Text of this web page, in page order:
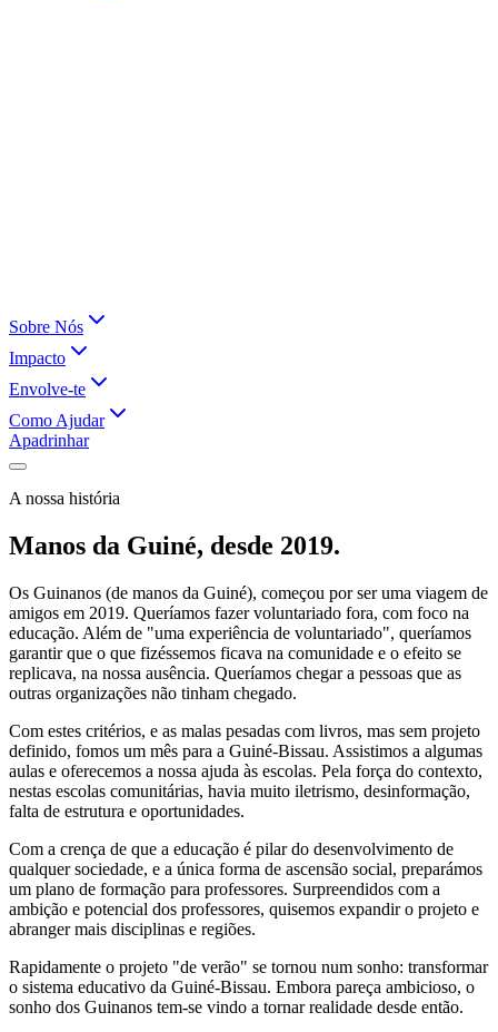
Sobre Nós
Impacto
Envolve-te
Como Ajudar
Apadrinhar
A nossa história
Manos da Guiné, desde 2019.
Os Guinanos (de manos da Guiné), começou por ser uma viagem de
amigos em 2019. Queríamos fazer voluntariado fora, com foco na
educação. Além de "uma experiência de voluntariado", queríamos
garantir que o que fizéssemos ficava na comunidade e o efeito se
replicava, na nossa ausência. Queríamos chegar a pessoas que as
outras organizações não tinham chegado.
Com estes critérios, e as malas pesadas com livros, mas sem projeto
definido, fomos um mês para a Guiné-Bissau. Assistimos a algumas
aulas e oferecemos a nossa ajuda às escolas. Pela força do contexto,
nestas escolas comunitárias, havia muito iletrismo, desinformação,
falta de estrutura e oportunidades.
Com a crença de que a educação é pilar do desenvolvimento de
qualquer sociedade, e a única forma de ascensão social, preparámos
um plano de formação para professores. Surpreendidos com a
ambição e potencial dos professores, quisemos expandir o projeto e
abranger mais disciplinas e regiões.
Rapidamente o projeto "de verão" se tornou num sonho: transformar
o sistema educativo da Guiné-Bissau. Embora pareça ambicioso, o
sonho dos Guinanos tem-se vindo a tornar realidade desde então.